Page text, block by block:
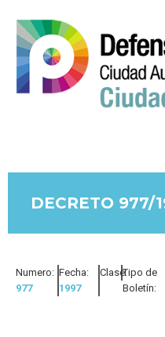
DECRETO 977/
Numero:
977
Fecha:
1997
Clase:Tipo de
Boletín: